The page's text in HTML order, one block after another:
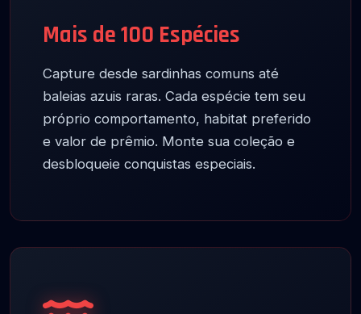
Mais de 100 Espécies
Capture desde sardinhas comuns até
baleias azuis raras. Cada espécie tem seu
próprio comportamento, habitat preferido
e valor de prêmio. Monte sua coleção e
desbloqueie conquistas especiais.